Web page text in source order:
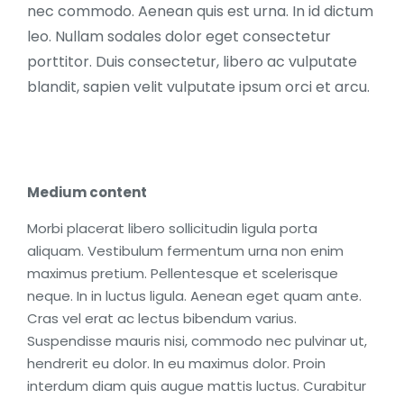
nec commodo. Aenean quis est urna. In id dictum
leo. Nullam sodales dolor eget consectetur
porttitor. Duis consectetur, libero ac vulputate
blandit, sapien velit vulputate ipsum orci et arcu.
Medium content
Morbi placerat libero sollicitudin ligula porta
aliquam. Vestibulum fermentum urna non enim
maximus pretium. Pellentesque et scelerisque
neque. In in luctus ligula. Aenean eget quam ante.
Cras vel erat ac lectus bibendum varius.
Suspendisse mauris nisi, commodo nec pulvinar ut,
hendrerit eu dolor. In eu maximus dolor. Proin
interdum diam quis augue mattis luctus. Curabitur